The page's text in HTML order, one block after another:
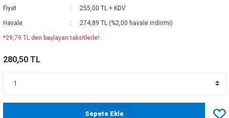
Fiyat 255,00 TL + KDV
Havale 274,89 TL (%2,00 havale indirimi)
*29,79 TL den başlayan taksitlerle!
280,50 TL
Sepete Ekle